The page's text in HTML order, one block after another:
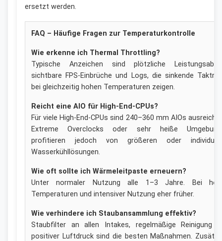
ersetzt werden.
FAQ – Häufige Fragen zur Temperaturkontrolle
Wie erkenne ich Thermal Throttling?
Typische Anzeichen sind plötzliche
sichtbare FPS-Einbrüche und Logs, die sinkende
bei gleichzeitig hohen Temperaturen zeigen.
Reicht eine AIO für High-End-CPUs?
Für viele High-End-CPUs sind 240–360 mm AIOs
Extreme Overclocks oder sehr heiße
profitieren jedoch von größeren oder
Wasserkühllösungen.
Wie oft sollte ich Wärmeleitpaste erneuern?
Unter normaler Nutzung alle 1–3 Jahre. Bei
Temperaturen und intensiver Nutzung eher früher.
Wie verhindere ich Staubansammlung effektiv?
Staubfilter an allen Intakes, regelmäßige Reinigung
positiver Luftdruck sind die besten Maßnahmen.